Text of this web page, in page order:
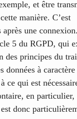
et être
manière. C’est
après une
5 du RGPD, qui
des principes du
données à caractère
ce qui est
en particulier,
donc